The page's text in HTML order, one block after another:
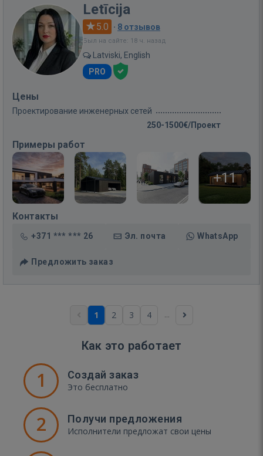
Letīcija
5.0 · 8 отзывов
Был на сайте: 18 ч. назад
Latviski, English
PRO
Цены
Проектирование инженерных сетей
250-1500€/Проект
Примеры работ
+11
Контакты
+371 *** *** 26 Эл. почта WhatsApp
Предложить заказ
1 2 3 4 ...
Как это работает
1 Создай заказ
Это бесплатно
2 Получи предложения
Исполнители предложат свои цены